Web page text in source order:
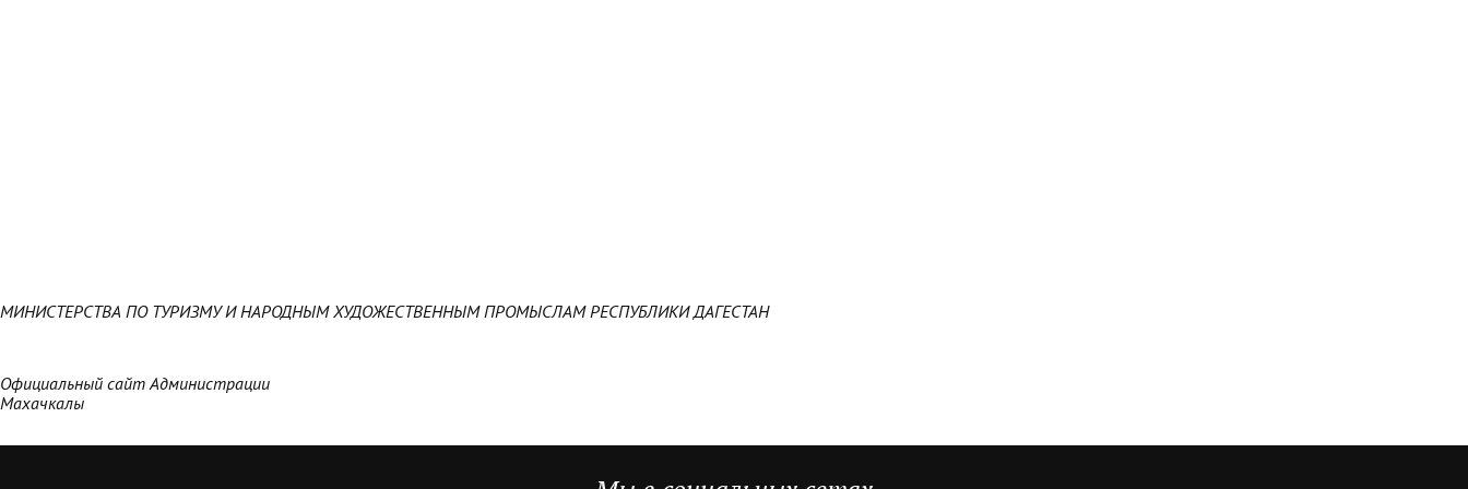
МИНИСТЕРСТВА ПО ТУРИЗМУ И НАРОДНЫМ ХУДОЖЕСТВЕННЫМ ПРОМЫСЛАМ РЕСПУБЛИКИ ДАГЕСТАН
Официальный сайт Администрации
Махачкалы